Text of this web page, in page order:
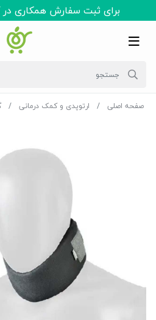
برای ثبت سفارش همکاری در
صفحه اصلی ارتوپدی و کمک درمانی